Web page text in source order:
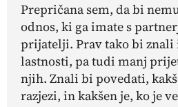
Prepričana sem, da bi
odnos, ki ga imate s
prijatelji. Prav tako bi
lastnosti, pa tudi manj
njih. Znali bi povedati,
razjezi, in kakšen je, ko je